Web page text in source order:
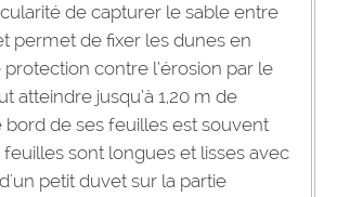
de capturer le sable entre
permet de fixer les dunes en
contre l’érosion par le
atteindre jusqu’à 1,20 m de
bord de ses feuilles est souvent
sont longues et lisses avec
petit duvet sur la partie